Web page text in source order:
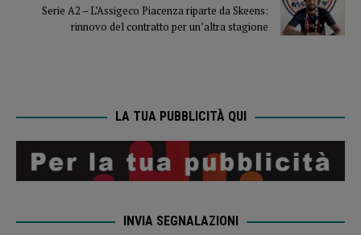
Serie A2 – L’Assigeco Piacenza riparte da Skeens:
rinnovo del contratto per un’altra stagione
LA TUA PUBBLICITÀ QUI
INVIA SEGNALAZIONI